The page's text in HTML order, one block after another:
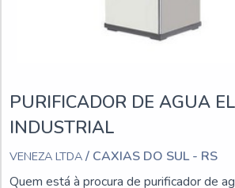
PURIFICADOR DE AGUA
INDUSTRIAL
VENEZA LTDA / CAXIAS DO SUL - RS
Quem está à procura de purificador de